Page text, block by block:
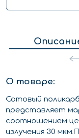
О товаре:
Сотовый
представляет
соотношением
излучения 30